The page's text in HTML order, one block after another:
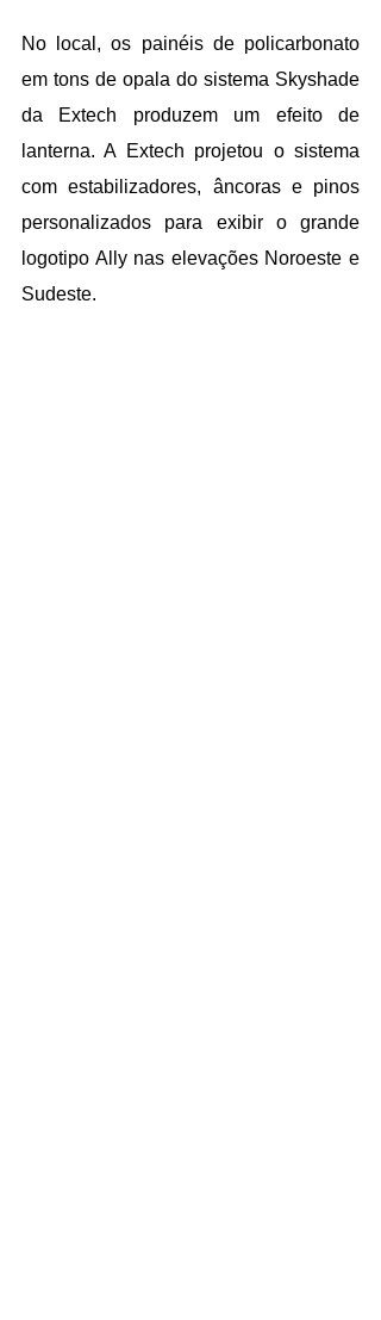
No local, os painéis de policarbonato
em tons de opala do sistema Skyshade
da Extech produzem um efeito de
lanterna. A Extech projetou o sistema
com estabilizadores, âncoras e pinos
personalizados para exibir o grande
logotipo Ally nas elevações Noroeste e
Sudeste.